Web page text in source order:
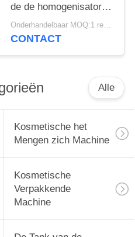
de de homogenisator
Elektrocontrole van de
Homogenisator
Onderhandelbaar MOQ:1 reeks
CONTACT
Alle
Kosmetische het
Mengen zich Machine
Kosmetische
Verpakkende
Machine